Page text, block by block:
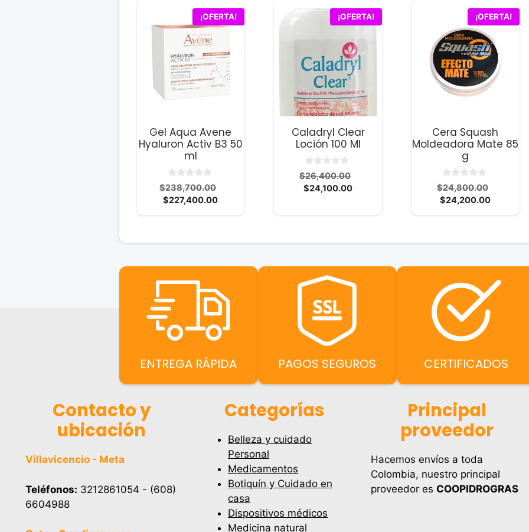
¡OFERTA!
Gel Aqua Avene
Hyaluron Activ B3 50
ml
0
d
e
$238,700.00
$227,400.00El
¡OFERTA!
Caladryl Clear
Loción 100 Ml
0
d
e
$26,400.00
$24,100.00El
¡OFERTA!
Cera Squash
Moldeadora Mate 85
g
0
d
e
$24,800.00
$24,200.00El
ENTREGA RÁPIDA PAGOS SEGUROS CERTIFICADOS
Contacto y
ubicación
Villavicencio - Meta
Teléfonos: 3212861054 - (608)
6604988
Categorías
Belleza y cuidado
Personal
Medicamentos
Botiquín y Cuidado en
casa
Dispositivos médicos
Medicina natural
Principal
proveedor
Hacemos envíos a toda
Colombia, nuestro principal
proveedor es COOPIDROGRAS